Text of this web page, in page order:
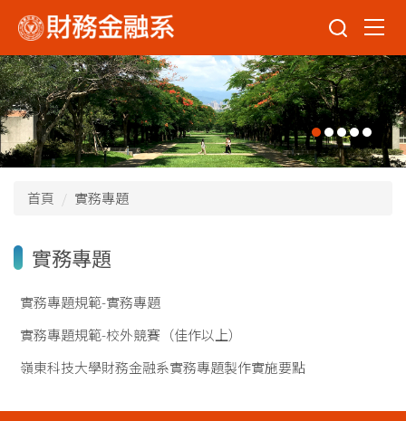
到
主
要
內
容
區
首頁 實務專題
實務專題
實務專題規範-實務專題
實務專題規範-校外競賽（佳作以上）
嶺東科技大學財務金融系實務專題製作實施要點